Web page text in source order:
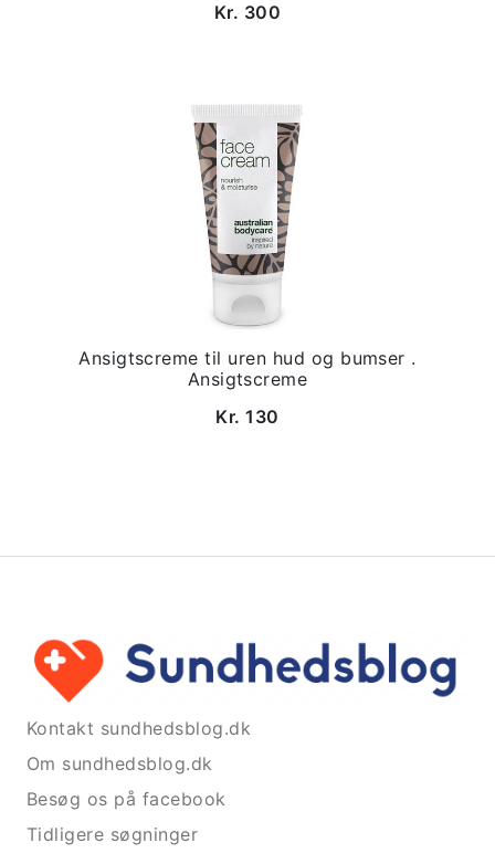
Kr. 300
Ansigtscreme til uren hud og bumser .
Ansigtscreme
Kr. 130
Kontakt sundhedsblog.dk
Om sundhedsblog.dk
Besøg os på facebook
Tidligere søgninger